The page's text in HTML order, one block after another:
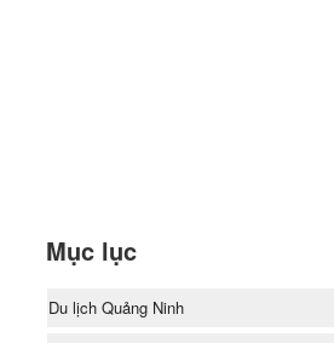
Mục lục
Du lịch Quảng Ninh